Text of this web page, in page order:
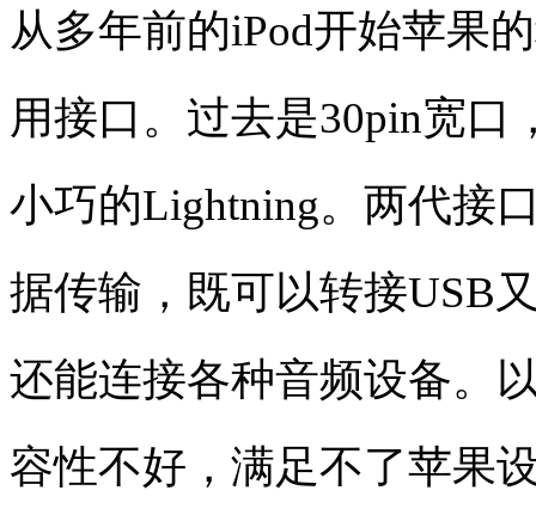
从多年前的iPod开始苹果
用接口。过去是30pin宽
小巧的Lightning。两代接
据传输，既可以转接USB
还能连接各种音频设备。
容性不好，满足不了苹果